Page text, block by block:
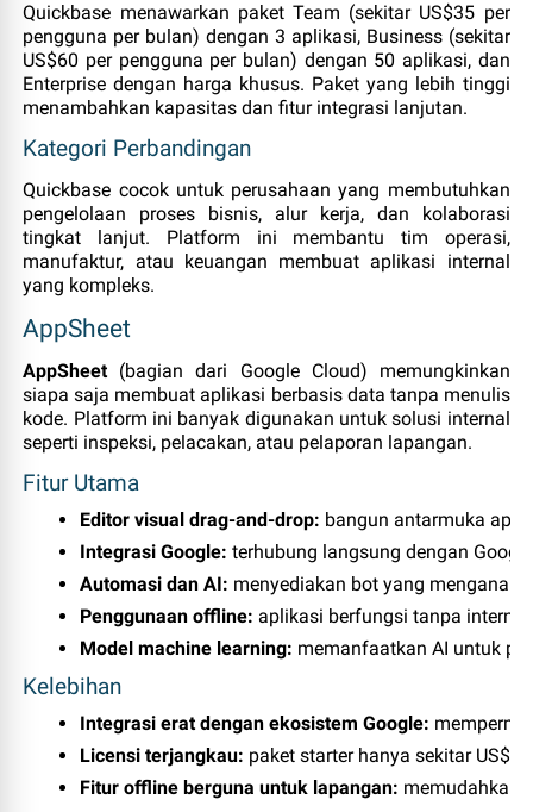
Quickbase menawarkan paket Team (sekitar US$35 per
pengguna per bulan) dengan 3 aplikasi, Business (sekitar
US$60 per pengguna per bulan) dengan 50 aplikasi, dan
Enterprise dengan harga khusus. Paket yang lebih tinggi
menambahkan kapasitas dan fitur integrasi lanjutan.
Kategori Perbandingan
Quickbase cocok untuk perusahaan yang membutuhkan
pengelolaan proses bisnis, alur kerja, dan kolaborasi
tingkat lanjut. Platform ini membantu tim operasi,
manufaktur, atau keuangan membuat aplikasi internal
yang kompleks.
AppSheet
AppSheet(bagian dari Google Cloud) memungkinkan
siapa saja membuat aplikasi berbasis data tanpa menulis
kode. Platform ini banyak digunakan untuk solusi internal
seperti inspeksi, pelacakan, atau pelaporan lapangan.
Fitur Utama
Editor visual drag‑and‑drop: bangun antarmuka
Integrasi Google: terhubung langsung dengan
Automasi dan AI: menyediakan bot yang
Penggunaan offline: aplikasi berfungsi tanpa
Model machine learning: memanfaatkan AI untuk
Kelebihan
Integrasi erat dengan ekosistem Google:
Licensi terjangkau: paket starter hanya sekitar US$5
Fitur offline berguna untuk lapangan: memudahkan